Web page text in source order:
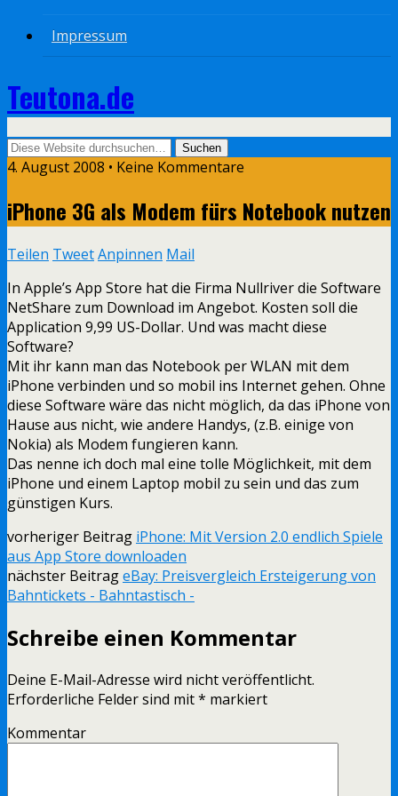
Impressum
Teutona.de
4. August 2008 • Keine Kommentare
iPhone 3G als Modem fürs Notebook nutzen
Teilen TweetAnpinnen Mail
In Apple’s App Store hat die Firma Nullriver die Software
NetShare zum Download im Angebot. Kosten soll die
Application 9,99 US-Dollar. Und was macht diese
Software?
Mit ihr kann man das Notebook per WLAN mit dem
iPhone verbinden und so mobil ins Internet gehen. Ohne
diese Software wäre das nicht möglich, da das iPhone von
Hause aus nicht, wie andere Handys, (z.B. einige von
Nokia) als Modem fungieren kann.
Das nenne ich doch mal eine tolle Möglichkeit, mit dem
iPhone und einem Laptop mobil zu sein und das zum
günstigen Kurs.
vorheriger Beitrag iPhone: Mit Version 2.0 endlich Spiele
aus App Store downloaden
nächster BeitrageBay: Preisvergleich Ersteigerung von
Bahntickets - Bahntastisch -
Schreibe einen Kommentar
Deine E-Mail-Adresse wird nicht veröffentlicht.
Erforderliche Felder sind mit* markiert
Kommentar